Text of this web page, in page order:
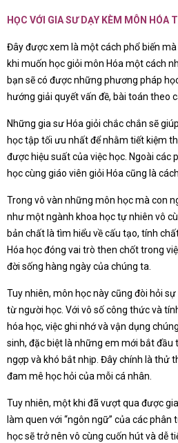
HỌC VỚI GIA SƯ DẠY KÈM MÔN HÓA
Đây được xem là một cách phổ biến
khi muốn học giỏi môn Hóa một cách
bạn sẽ có được những phương pháp
hướng giải quyết vấn đề, bài toán theo
Những gia sư Hóa giỏi chắc chắn sẽ
học tập tối ưu nhất để nhằm tiết kiệm
được hiệu suất của việc học. Ngoài
học cùng giáo viên giỏi Hóa cũng là
Trong vô vàn những môn học mà con
như một ngành khoa học tự nhiên vô
bản chất là tìm hiểu về cấu tạo, tính
Hóa học đóng vai trò then chốt trong
đời sống hàng ngày của chúng ta.
Tuy nhiên, môn học này cũng đòi hỏi
từ người học. Với vô số công thức và
hóa học, việc ghi nhớ và vận dụng
sinh, đặc biệt là những em mới bắt đầu
ngợp và khó bắt nhịp. Đây chính là thử
đam mê học hỏi của mỗi cá nhân.
Tuy nhiên, một khi đã vượt qua được
làm quen với “ngôn ngữ” của các phân
học sẽ trở nên vô cùng cuốn hút và dễ